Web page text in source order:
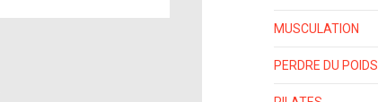
MUSCULATION
PERDRE DU POIDS